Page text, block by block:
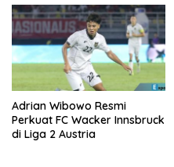
Adrian Wibowo Resmi
Perkuat FC Wacker Innsbruck
di Liga 2 Austria